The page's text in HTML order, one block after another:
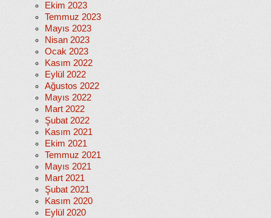
Ekim 2023
Temmuz 2023
Mayıs 2023
Nisan 2023
Ocak 2023
Kasım 2022
Eylül 2022
Ağustos 2022
Mayıs 2022
Mart 2022
Şubat 2022
Kasım 2021
Ekim 2021
Temmuz 2021
Mayıs 2021
Mart 2021
Şubat 2021
Kasım 2020
Eylül 2020